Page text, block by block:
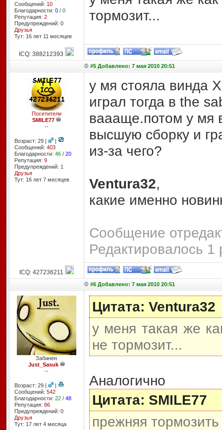
Сообщений: 10
Благодарности: 0/ 0
Репутация: 2
Предупреждений: 0
Друзья
Тут: 16 лет 11 месяцев
тормозит...
ICQ: 388212393
#5 Добавлено: 7 мая 2010 20:51
Посетители
SMILE77
--
Возраст: 29 |
|
Сообщений: 403
Благодарности: 46/ 20
Репутация: 9
Предупреждений: 1
Друзья
Тут: 16 лет 7 месяцев
у мя стояла винда
играл тогда в the
ваааще.потом у мя
высшую сборку и
из-за чего?
Ventura32,
какие именно
Сообщение
Редактировалось 1
ICQ: 427236211
#6 Добавлено: 7 мая 2010 20:51
Забанен
Just_Sasuk
--
Возраст: 29 |
|
Сообщений: 542
Благодарности: 22/ 48
Репутация: 86
Предупреждений: 0
Друзья
Тут: 17 лет 4 месяцa
Цитата: Ventura32
у меня такая же
не тормозит...
Аналогично
Цитата: SMILE77
прежняя